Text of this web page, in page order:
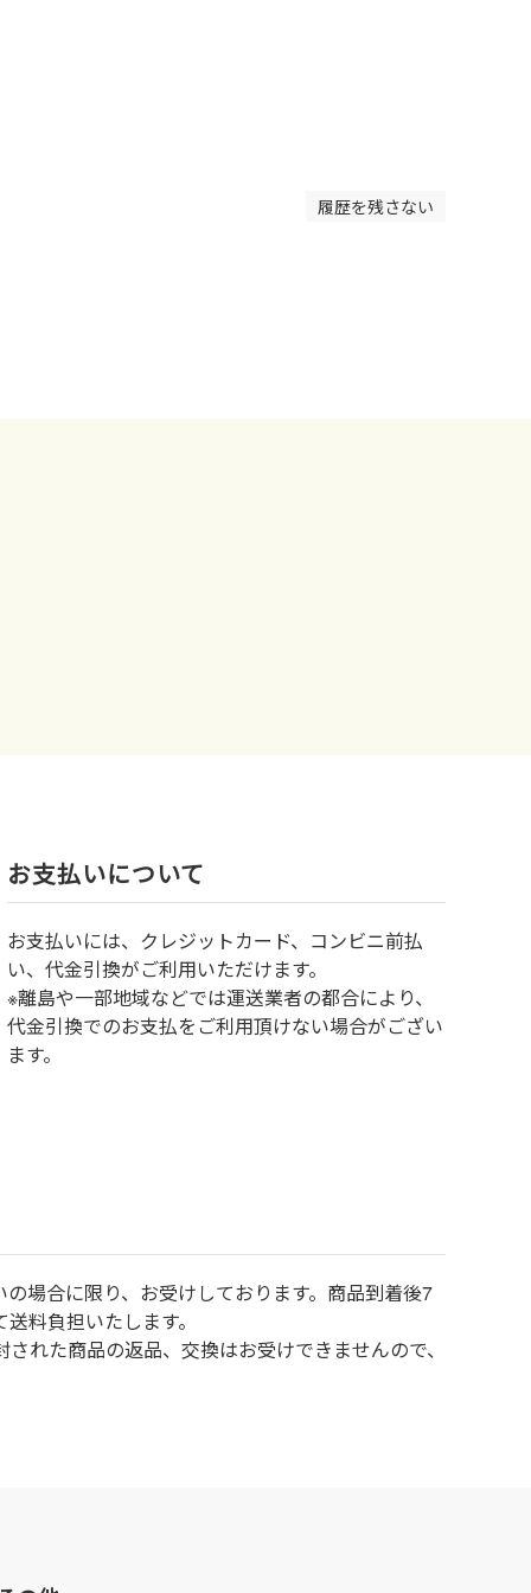
履歴を残さない
お⽀払いについて
お⽀払いには、クレジットカード、コンビニ前払
い、代金引換がご利用いただけます。
※離島や一部地域などでは運送業者の都合により、
代金引換でのお支払をご利用頂けない場合がござい
ます。
場合に限り、お受けしております。商品到着後7
料負担いたします。
れた商品の返品、交換はお受けできませんので、